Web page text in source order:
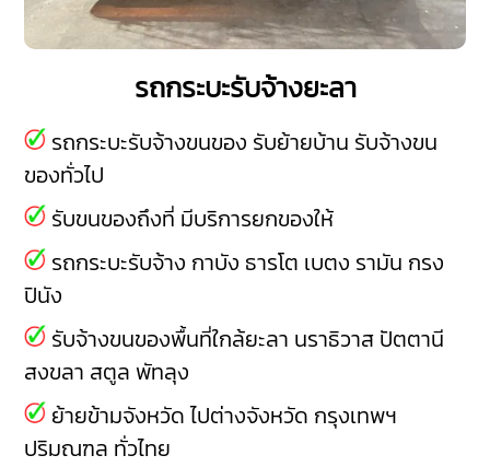
รถกระบะรับจ้างยะลา
รถกระบะรับจ้างขนของ รับย้ายบ้าน รับจ้างขน
ของทั่วไป
รับขนของถึงที่ มีบริการยกของให้
รถกระบะรับจ้าง กาบัง ธารโต เบตง รามัน กรง
ปินัง
รับจ้างขนของพื้นที่ใกล้ยะลา นราธิวาส ปัตตานี
สงขลา สตูล พัทลุง
ย้ายข้ามจังหวัด ไปต่างจังหวัด กรุงเทพฯ
ปริมณฑล ทั่วไทย